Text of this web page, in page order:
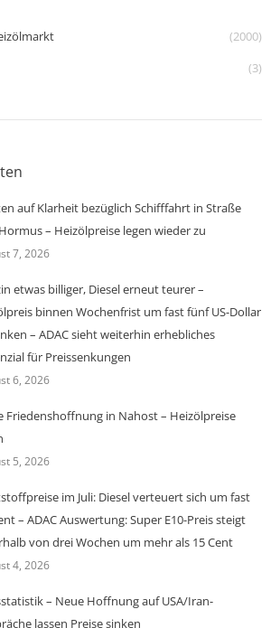
(2000)
(3)
auf Klarheit bezüglich Schifffahrt in Straße
– Heizölpreise legen wieder zu
7, 2026
etwas billiger, Diesel erneut teurer –
binnen Wochenfrist um fast fünf US-Dollar
– ADAC sieht weiterhin erhebliches
für Preissenkungen
6, 2026
Friedenshoffnung in Nahost – Heizölpreise
5, 2026
im Juli: Diesel verteuert sich um fast
– ADAC Auswertung: Super E10-Preis steigt
von drei Wochen um mehr als 15 Cent
4, 2026
– Neue Hoffnung auf USA/Iran-
lassen Preise sinken